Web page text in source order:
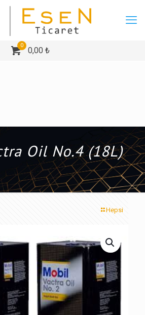
0
0,00 ₺
Oil No.4 (18L)
Hepsi